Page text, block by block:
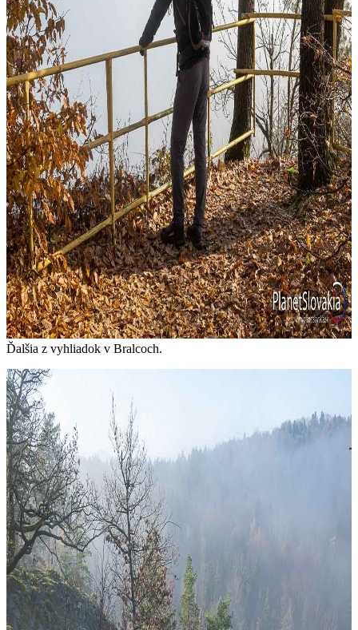
Ďalšia z vyhliadok v Bralcoch.